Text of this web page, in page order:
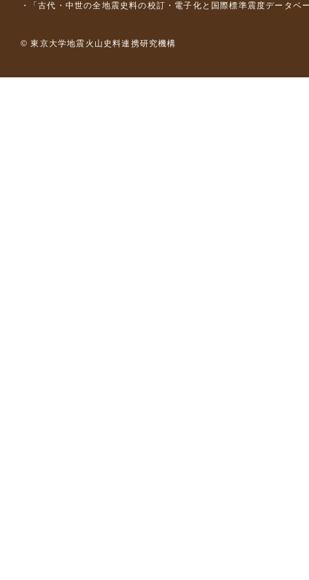
「古代・中世の全地震史料の校訂・電子化と国際標準震度データ
© 東京大学地震火山史料連携研究機構